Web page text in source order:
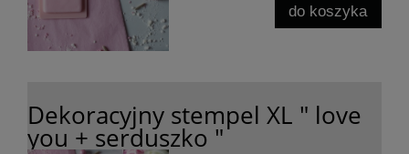
do koszyka
Dekoracyjny stempel XL " love
you + serduszko "